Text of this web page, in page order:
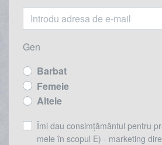
Gen
Barbat
Femeie
Altele
Îmi dau consimțământul pentru
mele în scopul E) - marketing